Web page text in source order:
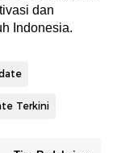
dan
Indonesia.
Terkini